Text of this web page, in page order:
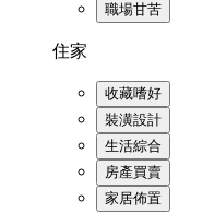
職場甘苦
住家
收藏嗜好
裝潢設計
生活綜合
房產買賣
家居佈置